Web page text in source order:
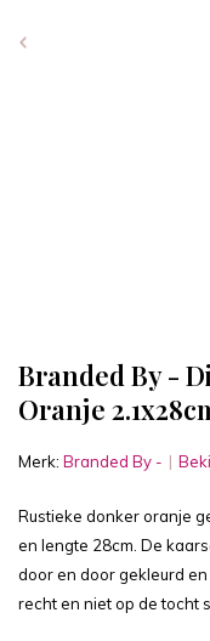
Branded By -
Oranje
Merk: Branded By -
Rustieke donker oranje
en lengte 28cm. De
door en door gekleurd
recht en niet op de tocht